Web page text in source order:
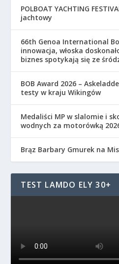
POLBOAT YACHTING
jachtowy
66th Genoa International
innowacja, włoska
biznes spotykają się ze
BOB Award 2026 –
testy w kraju Wikingów
Medaliści MP w slalomie i
wodnych za motorówką
Brąz Barbary Gmurek na
TEST LAMDO ELY 30+